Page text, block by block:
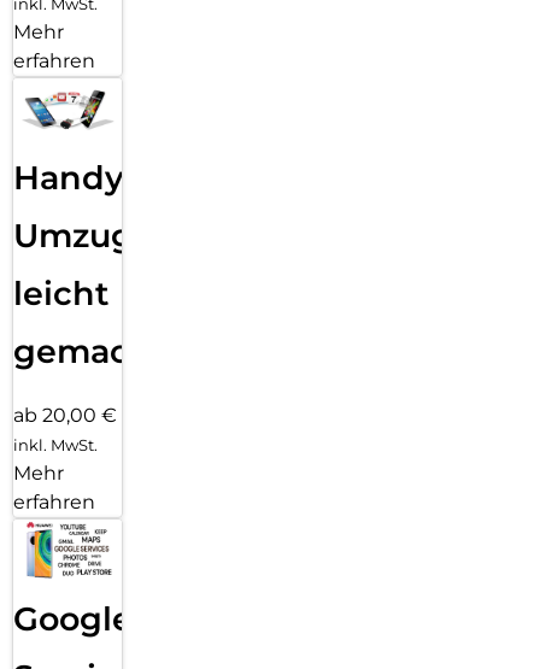
Mehr
erfahren
Handy
Umzug
leicht
gemacht!
ab 20,00 €
inkl. MwSt.
Mehr
erfahren
Google